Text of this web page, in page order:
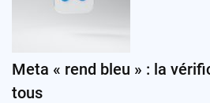
Meta « rend bleu » : la
tous